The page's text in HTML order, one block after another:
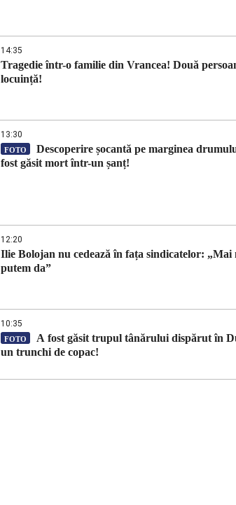
14:35
Tragedie într-o familie din Vrancea! Două
locuință!
13:30
FOTO
Descoperire șocantă pe marginea
fost găsit mort într-un șanț!
12:20
Ilie Bolojan nu cedează în fața sindicatelor:
putem da”
10:35
FOTO
A fost găsit trupul tânărului dispărut în
un trunchi de copac!